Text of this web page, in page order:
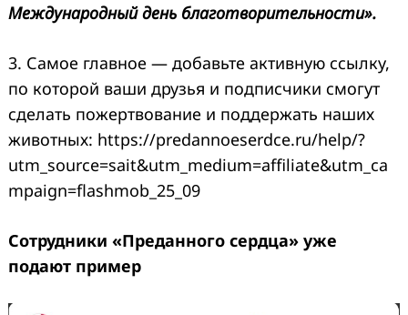
Международный день благотворительности».
3. Самое главное — добавьте активную ссылку,
по которой ваши друзья и подписчики смогут
сделать пожертвование и поддержать наших
животных: https://predannoeserdce.ru/help/?
utm_source=sait&utm_medium=affiliate&utm_ca
mpaign=flashmob_25_09
Сотрудники «Преданного сердца» уже
подают пример